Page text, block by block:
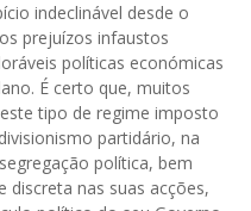
indeclinável desde o
prejuízos infaustos
políticas económicas
É certo que, muitos
tipo de regime imposto
partidário, na
política, bem
discreta nas suas acções,